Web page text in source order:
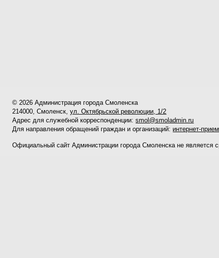
© 2026 Администрация города Смоленска
214000, Смоленск,ул. Октябрьской революции, 1/2
Адрес для служебной корреспонденции:smol@smoladmin.ru
Для направления обращений граждан и организаций: интернет-
Официальный сайт Администрации города Смоленска не является